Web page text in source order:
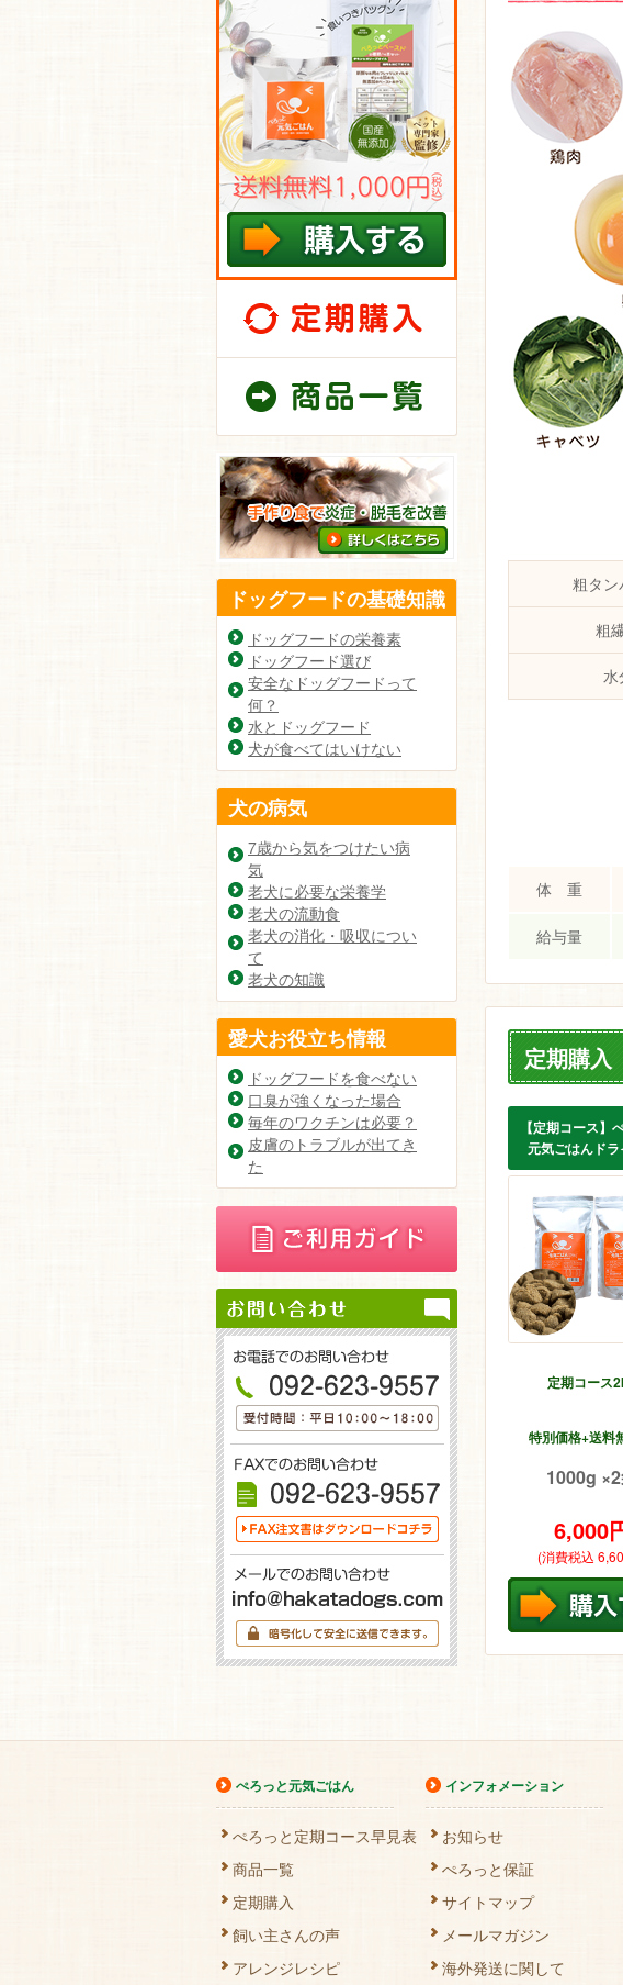
粗タ
粗
水
体 重
給与量
定期購入
【定期コース】
元気ごはんド
定期コース
特別価格+送料
1000g
6,000
(消費税込
通常購入
ドッグフードの基礎知識
ドッグフードの栄養素
ドッグフード選び
安全なドッグフードって
何？
水とドッグフード
犬が食べてはいけない
犬の病気
7歳から気をつけたい病
気
老犬に必要な栄養学
老犬の流動食
老犬の消化・吸収につい
て
老犬の知識
愛犬お役立ち情報
ドッグフードを食べない
口臭が強くなった場合
毎年のワクチンは必要？
皮膚のトラブルが出てき
た
ぺろっと元気ごはん
ぺろっと定期コース早見表
商品一覧
定期購入
飼い主さんの声
アレンジレシピ
インフォメーション
お知らせ
ぺろっと保証
サイトマップ
メールマガジン
海外発送に関して